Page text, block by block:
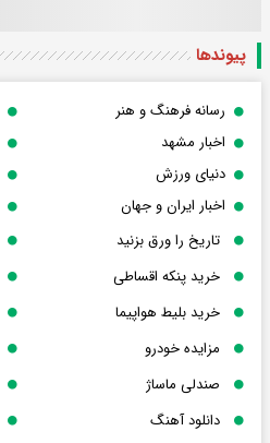
پیوندها
رسانه فرهنگ و هنر
اخبار مشهد
دنیای ورزش
اخبار ایران و جهان
تاریخ را ورق بزنید
خرید پنکه اقساطی
خرید بلیط هواپیما
مزایده خودرو
صندلی ماساژ
دانلود آهنگ